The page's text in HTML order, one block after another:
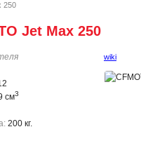
250
Jet Max 250
см3
200 кг.
wiki